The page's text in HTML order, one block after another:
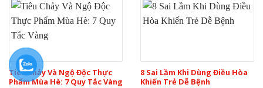
Tiêu Chảy Và Ngộ Độc Thực
Phẩm Mùa Hè: 7 Quy Tắc Vàng
8 Sai Lầm Khi Dùng Điều Hòa
Khiến Trẻ Dễ Bệnh